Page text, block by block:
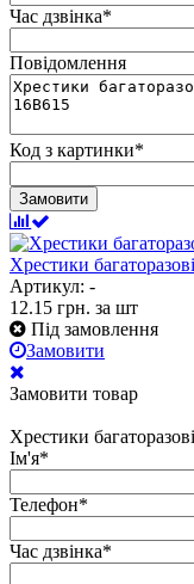
Час дзвінка*
Повідомлення
Код з картинки*
Замовити
Хрестики
Артикул: -
12.15 грн. за шт
Під замовлення
Замовити
Замовити товар
Хрестики
Ім'я*
Телефон*
Час дзвінка*